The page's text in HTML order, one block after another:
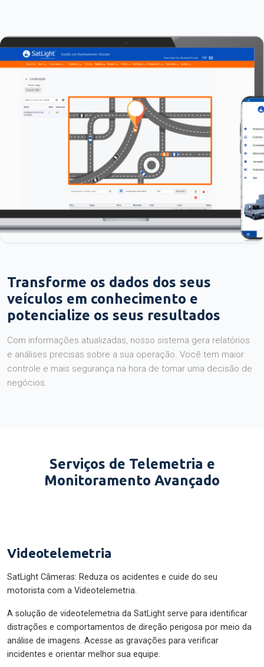
Transforme os dados dos seus
veículos em conhecimento e
potencialize os seus resultados
Com informações atualizadas, nosso sistema gera relatórios
e análises precisas sobre a sua operação. Você tem maior
controle e mais segurança na hora de tomar uma decisão de
negócios.
Serviços de Telemetria e
Monitoramento Avançado
Videotelemetria
SatLight Câmeras: Reduza os acidentes e cuide do seu
motorista com a Videotelemetria.
A solução de videotelemetria da SatLight serve para identificar
distrações e comportamentos de direção perigosa por meio da
análise de imagens. Acesse as gravações para verificar
incidentes e orientar melhor sua equipe.